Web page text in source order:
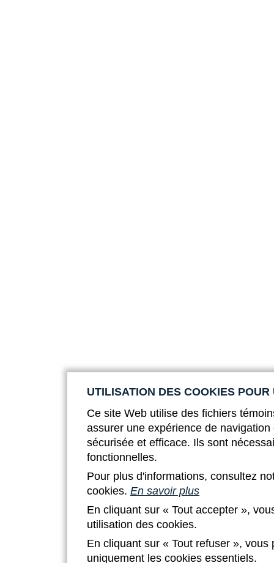
UTILISATION DES COOKIES
Ce site Web utilise des fichiers
assurer une expérience de
sécurisée et efficace. Ils sont
fonctionnelles.
Pour plus d'informations, consultez
cookies. En savoir plus
En cliquant sur « Tout accepter »,
utilisation des cookies.
En cliquant sur « Tout refuser »,
uniquement les cookies essentiels.